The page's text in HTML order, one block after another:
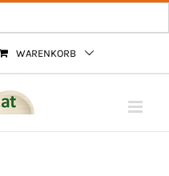
WARENKORB